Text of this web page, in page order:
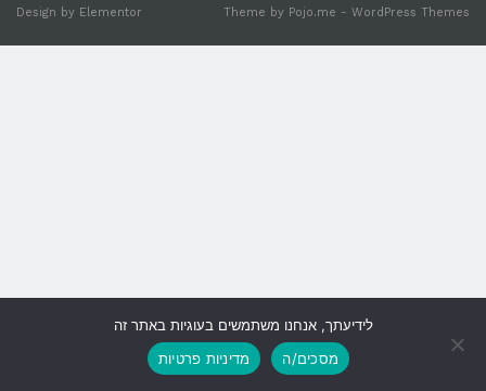
Theme by Pojo.me - WordPress Themes
Design by Elementor
גלילה
לראש
לידיעתך, אנחנו משתמשים בעוגיות באתר זה
מסכים/ה
מדיניות פרטיות